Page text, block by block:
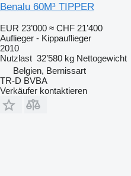
Benalu 60M³ TIPPER
EUR 23’000 ≈ CHF 21’400
Auflieger - Kippauflieger
2010
Nutzlast 32’580 kg Nettogewicht
Belgien, Bernissart
TR-D BVBA
Verkäufer kontaktieren